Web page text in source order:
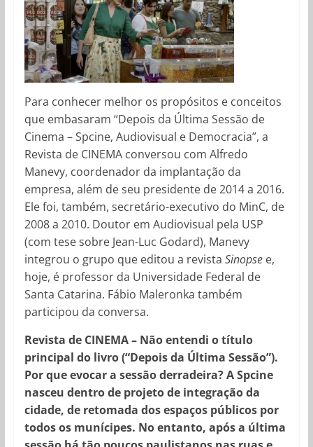
Para conhecer melhor os propósitos e conceitos
que embasaram “Depois da Última Sessão de
Cinema – Spcine, Audiovisual e Democracia”, a
Revista de CINEMA conversou com Alfredo
Manevy, coordenador da implantação da
empresa, além de seu presidente de 2014 a 2016.
Ele foi, também, secretário-executivo do MinC, de
2008 a 2010. Doutor em Audiovisual pela USP
(com tese sobre Jean-Luc Godard), Manevy
integrou o grupo que editou a revista Sinopsee,
hoje, é professor da Universidade Federal de
Santa Catarina. Fábio Maleronka também
participou da conversa.
Revista de CINEMA – Não entendi o título
principal do livro (“Depois da Última Sessão”).
Por que evocar a sessão derradeira? A Spcine
nasceu dentro de projeto de integração da
cidade, de retomada dos espaços públicos por
todos os munícipes. No entanto, após a última